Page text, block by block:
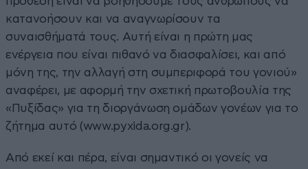
κατανοήσουν και να αναγνωρίσουν τα
συναισθήματά τους. Αυτή είναι η πρώτη μας
ενέργεια που είναι πιθανό να διασφαλίσει, και από
μόνη της, την αλλαγή στη συμπεριφορά του γονιού»
αναφέρει, με αφορμή την σχετική πρωτοβουλία της
«Πυξίδας» για τη διοργάνωση ομάδων γονέων για το
ζήτημα αυτό (www.pyxida.org.gr).
Από εκεί και πέρα, είναι σημαντικό οι γονείς να